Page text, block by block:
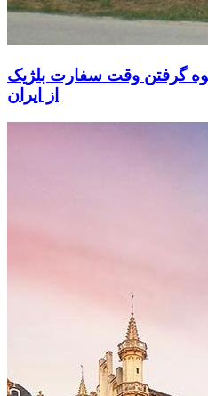
گرفتن وقت سفارت بلژیک
از ایران